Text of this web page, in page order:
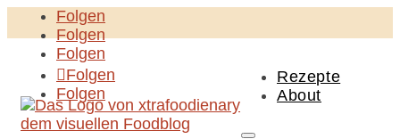
Folgen
Folgen
Folgen
Folgen
Folgen
Rezepte
About